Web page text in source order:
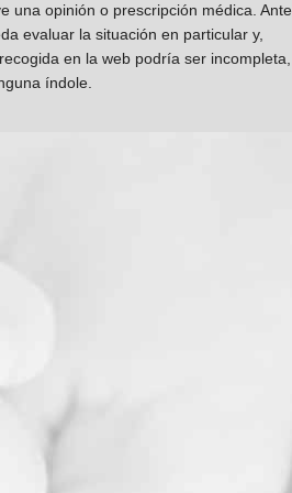
una opinión o prescripción médica. Ante
evaluar la situación en particular y,
en la web podría ser incompleta,
índole.